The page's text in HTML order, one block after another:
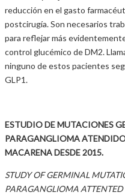
reducción en el gasto
postcirugía. Son necesarios
para reflejar más
control glucémico de DM2.
ninguno de estos pacientes
GLP1.
ESTUDIO DE MUTACIONES
PARAGANGLIOMA
MACARENA DESDE 2015.
STUDY OF GERMINAL
PARAGANGLIOMA